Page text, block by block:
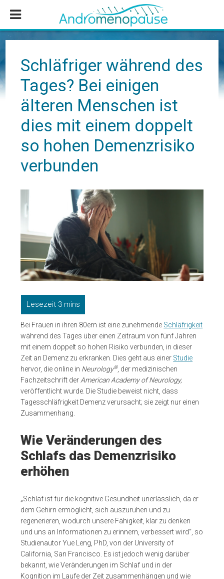
Inhalt
springen
Seitenspalte
springen
Fußzeile
springen
Schläfriger während des
Tages? Bei einigen
älteren Menschen ist
dies mit einem doppelt
so hohen Demenzrisiko
verbunden
Bei Frauen in ihren 80ern ist eine zunehmende Schläfrigkeit
während des Tages über einen Zeitraum von fünf Jahren
mit einem doppelt so hohen Risiko verbunden, in dieser
Zeit an Demenz zu erkranken. Dies geht aus einer Studie
hervor, die online in Neurology®, der medizinischen
Fachzeitschrift der American Academy of Neurology,
veröffentlicht wurde. Die Studie beweist nicht, dass
Tagesschläfrigkeit Demenz verursacht; sie zeigt nur einen
Zusammenhang.
Wie Veränderungen des
Schlafs das Demenzrisiko
erhöhen
„Schlaf ist für die kognitive Gesundheit unerlässlich, da er
dem Gehirn ermöglicht, sich auszuruhen und zu
regenerieren, wodurch unsere Fähigkeit, klar zu denken
und uns an Informationen zu erinnern, verbessert wird“, so
Studienautor Yue Leng, PhD, von der University of
California, San Francisco. Es ist jedoch wenig darüber
bekannt, wie Veränderungen im Schlaf und in der
Kognition im Laufe der Zeit zusammenhängen und wie